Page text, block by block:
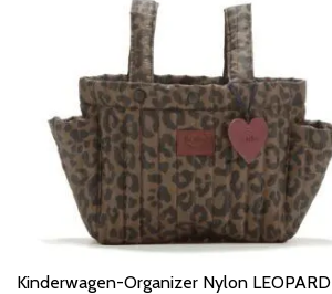
Kinderwagen-Organizer Nylon LEOPARD